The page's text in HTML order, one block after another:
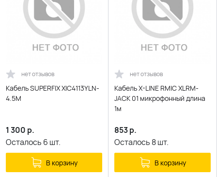
нет отзывов
Кабель SUPERFIX XIC4113YLN-
4.5M
1 300 р.
Осталось 6 шт.
В корзину
нет отзывов
Кабель X-LINE RMIC XLRM-
JACK 01 микрофонный длина
1м
853р.
Осталось 8шт.
В корзину